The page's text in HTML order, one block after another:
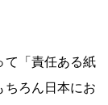
て「責任ある紙
ちろん日本にお